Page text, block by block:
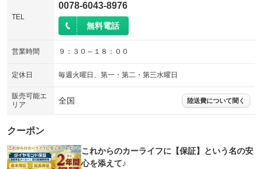
TEL
0078-6043-8976
無料電話
営業時間 ９：３０～１８：００
定休日 毎週火曜日、第一・第二・第三水曜日
販売可能エ
リア
全国 陸送費について聞く
クーポン
これからのカーライフに【保証】という名の安
心を添えて♪